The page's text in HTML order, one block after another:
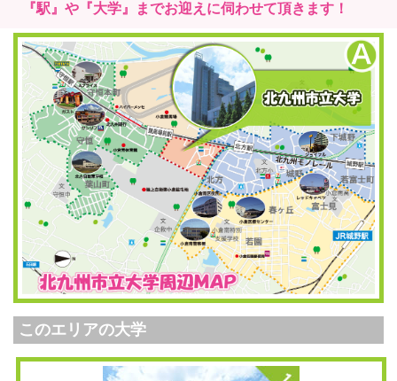
『駅』や『大学』までお迎えに伺わせて頂きます！
このエリアの大学